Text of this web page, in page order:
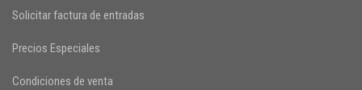
Solicitar factura de entradas
Precios Especiales
Condiciones de venta